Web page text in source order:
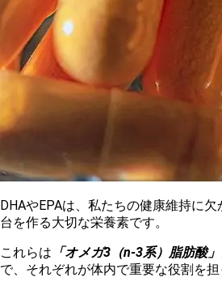
DHAやEPAは、私たちの健康維持に
台を作る大切な栄養素です。
これらは 「オメガ3（n-3系）脂肪酸
で、それぞれが体内で重要な役割を担